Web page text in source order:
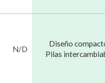
N/D
Diseño
Pilas